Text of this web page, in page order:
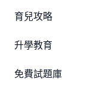
育兒攻略
升學教育
免費試題庫